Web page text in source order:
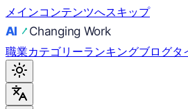
メインコンテンツへスキップ
職業カテゴリーランキングブログタ